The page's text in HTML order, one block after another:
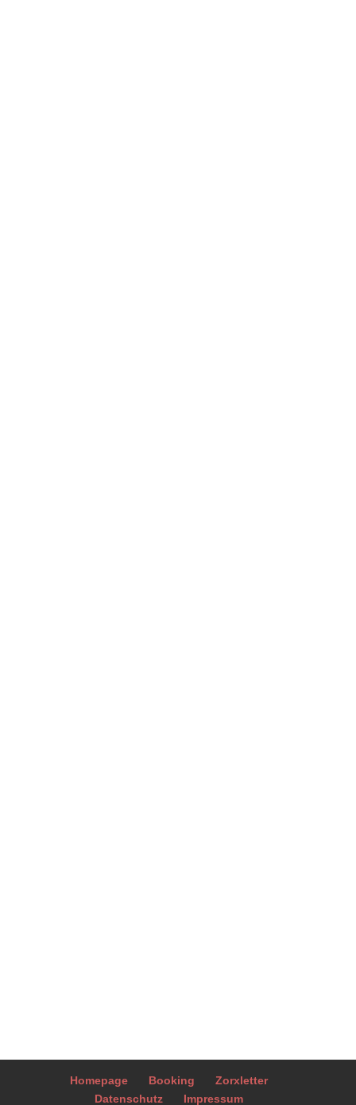
Homepage Booking
Zorxletter
Datenschutz
Impressum